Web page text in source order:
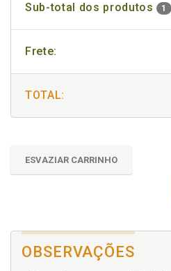
Sub-total dos produtos 1
Frete:
TOTAL:
ESVAZIAR CARRINHO
OBSERVAÇÕES